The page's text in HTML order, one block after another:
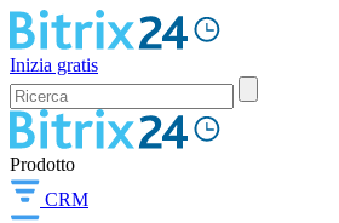
Inizia gratis
Prodotto
CRM